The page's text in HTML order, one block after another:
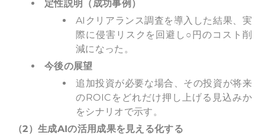
定性説明（成功事例）
AIクリアランス調査を導入した結果、実
際に侵害リスクを回避し○円のコスト削
減になった。
今後の展望
追加投資が必要な場合、その投資が将来
のROICをどれだけ押し上げる見込みか
をシナリオで示す。
（2）生成AIの活用成果を見える化する